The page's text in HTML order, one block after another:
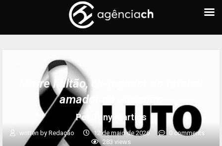
Morre Miltão, ex-jogador do futebol
amador de Juazeiro
Por Tony Martins
written by Redação 12 de maio de 2026
0 comments
283 views